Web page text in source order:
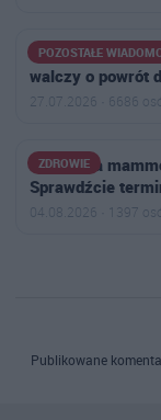
POZOSTAŁE
Trwa zbiórka
walczy o powrót
27.07.2026 · 6686
ZDROWIE
Bezpłatna
Sprawdźcie
04.08.2026 · 1397
Publikowane